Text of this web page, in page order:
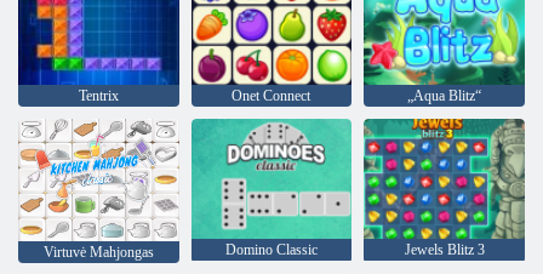
Tentrix Onet Connect „Aqua Blitz“
Virtuvė Mahjongas Domino Classic Jewels Blitz 3